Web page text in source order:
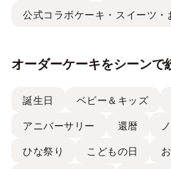
公式コラボケーキ・スイーツ・
オーダーケーキをシーンで
誕生日 ベビー＆キッズ
アニバーサリー 還暦
ひな祭り こどもの日